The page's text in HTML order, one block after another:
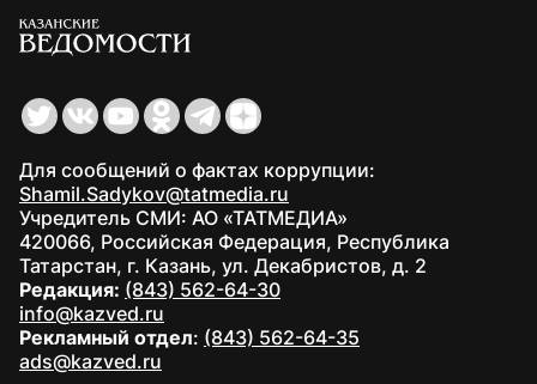
Для сообщений о фактах коррупции:
Shamil.Sadykov@tatmedia.ru
Учредитель СМИ: АО «ТАТМЕДИА»
420066, Российская Федерация, Республика
Татарстан, г. Казань, ул. Декабристов, д. 2
Редакция: (843) 562-64-30
info@kazved.ru
Рекламный отдел: (843) 562-64-35
ads@kazved.ru